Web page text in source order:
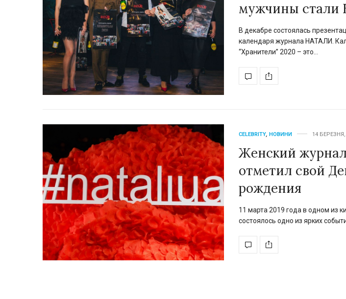
мужчины стали
В декабре состоялась
календаря журнала НАТАЛИ.
“Хранители” 2020 – это…
CELEBRITY, НОВИНИ 14 БЕРЕЗНЯ,
Женский журнал
отметил свой
рождения
11 марта 2019 года в одном из
состоялось одно из ярких